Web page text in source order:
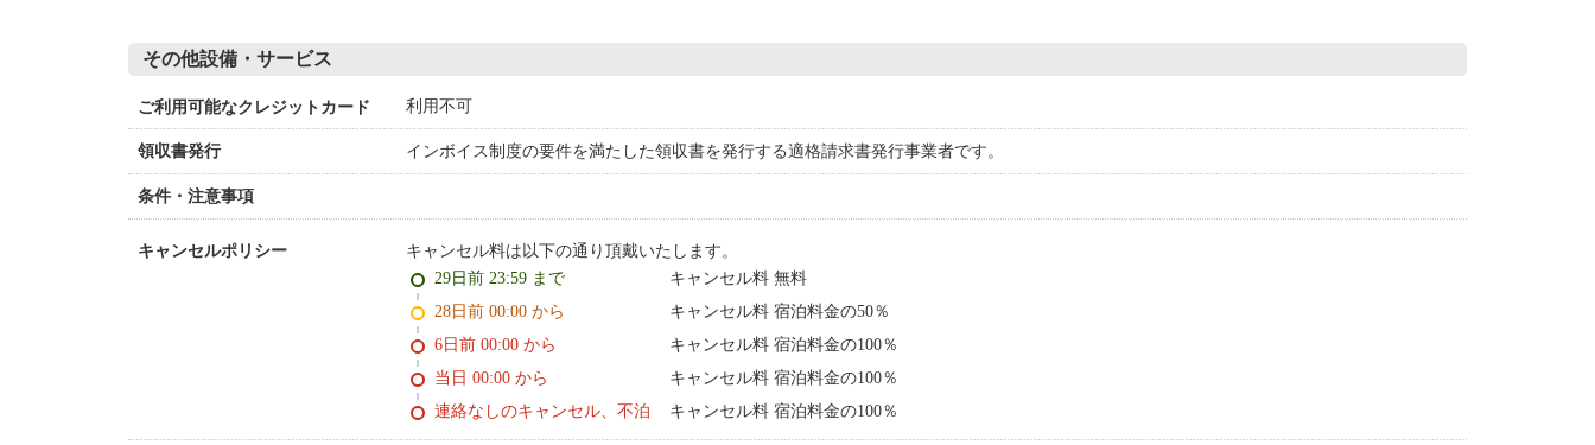
その他設備・サービス
ご利用可能なクレジットカード 利用不可
領収書発行 インボイス制度の要件を満たした領収書を発行する適格請求書発行事業者です。
条件・注意事項
キャンセルポリシー キャンセル料は以下の通り頂戴いたします。
29日前 23:59 まで
キャンセル料 無料
28日前 00:00 から
キャンセル料 宿泊料金の50％
6日前 00:00 から
キャンセル料 宿泊料金の100％
当日 00:00 から
キャンセル料 宿泊料金の100％
連絡なしのキャンセル、不泊
キャンセル料 宿泊料金の100％